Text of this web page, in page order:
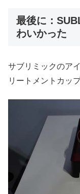
最後に：
わいかった
サブリミックのア
リートメントカップ